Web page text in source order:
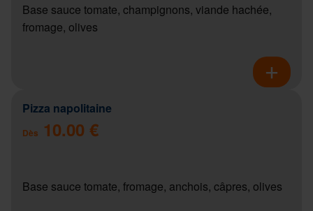
Base sauce tomate, champignons, viande hachée,
fromage, olives
Pizza napolitaine
Dès 10.00 €
Base sauce tomate, fromage, anchois, câpres, olives